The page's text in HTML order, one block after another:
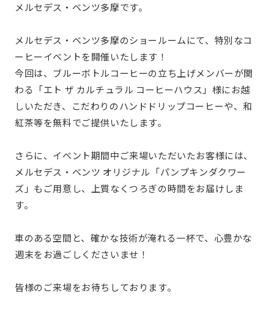
メルセデス・ベンツ多摩です。
メルセデス・ベンツ多摩のショールームにて、特別なコ
ーヒーイベントを開催いたします！
今回は、ブルーボトルコーヒーの立ち上げメンバーが関
わる「エト ザ カルチュラル コーヒーハウス」様にお越
しいただき、こだわりのハンドドリップコーヒーや、和
紅茶等を無料でご提供いたします。
さらに、イベント期間中ご来場いただいたお客様には、
メルセデス・ベンツ オリジナル「パンプキンダクワー
ズ」もご用意し、上質なくつろぎの時間をお届けしま
す。
車のある空間と、確かな技術が淹れる一杯で、心豊かな
週末をお過ごしくださいませ！
皆様のご来場をお待ちしております。